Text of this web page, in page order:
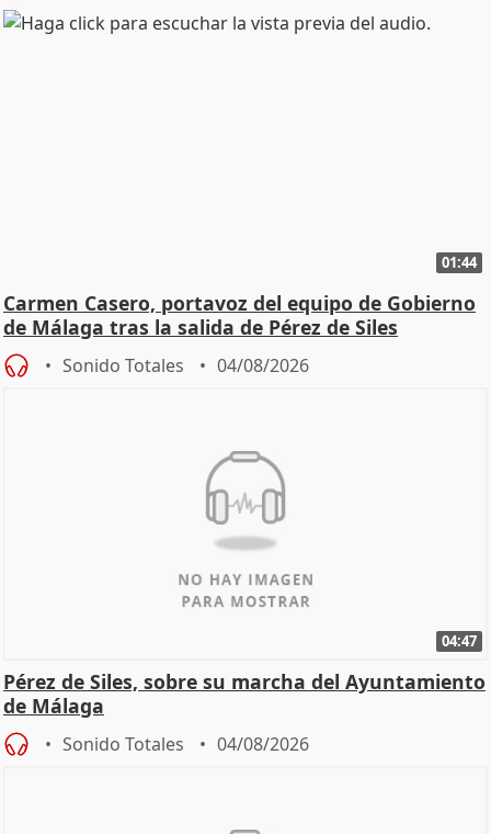
01:44
Carmen Casero, portavoz del equipo de Gobierno
de Málaga tras la salida de Pérez de Siles
Sonido Totales 04/08/2026
04:47
Pérez de Siles, sobre su marcha del Ayuntamiento
de Málaga
Sonido Totales 04/08/2026